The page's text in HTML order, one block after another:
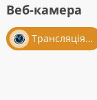
Веб-камера
Трансляція із салону